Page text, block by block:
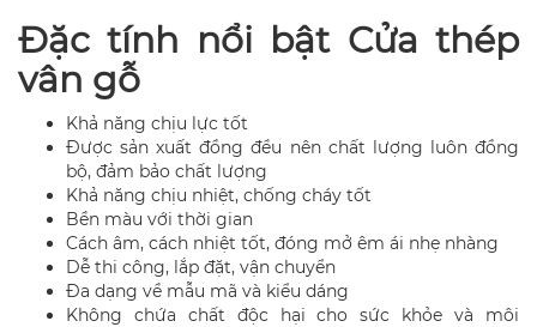
Đặc tính nổi bật Cửa thép
vân gỗ
Khả năng chịu lực tốt
Được sản xuất đồng đều nên chất lượng luôn đồng
bộ, đảm bảo chất lượng
Khả năng chịu nhiệt, chống cháy tốt
Bền màu với thời gian
Cách âm, cách nhiệt tốt, đóng mở êm ái nhẹ nhàng
Dễ thi công, lắp đặt, vận chuyển
Đa dạng về mẫu mã và kiểu dáng
Không chứa chất độc hại cho sức khỏe và môi